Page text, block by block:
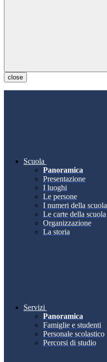
close
Scuola
Panoramica
Presentazione
I luoghi
Le persone
I numeri della scuola
Le carte della scuola
Organizzazione
La storia
Servizi
Panoramica
Famiglie e studenti
Personale scolastico
Percorsi di studio